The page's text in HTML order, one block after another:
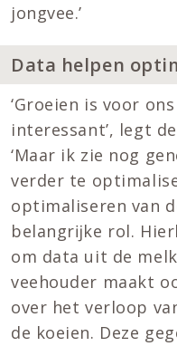
jongvee.’
Data helpen
‘Groeien is voor
interessant’, legt
‘Maar ik zie nog
verder te
optimaliseren van
belangrĳke rol.
om data uit de
veehouder maakt
over het verloop
de koeien. Deze